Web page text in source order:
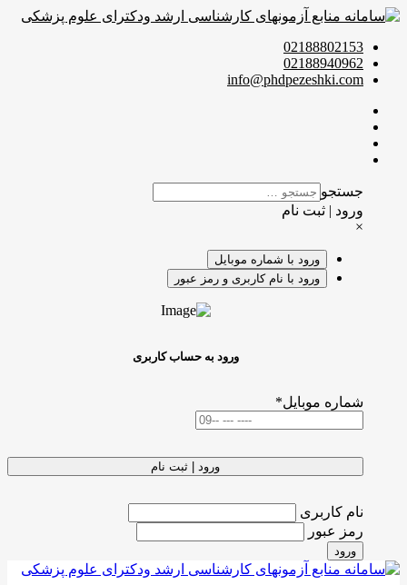
02188802153
02188940962
info@phdpezeshki.com
جستجو
ورود | ثبت نام
×
ورود با شماره موبایل
ورود با نام کاربری و رمز عبور
ورود به حساب کاربری
شماره موبایل*
ورود | ثبت نام
نام کاربری
رمز عبور
ورود